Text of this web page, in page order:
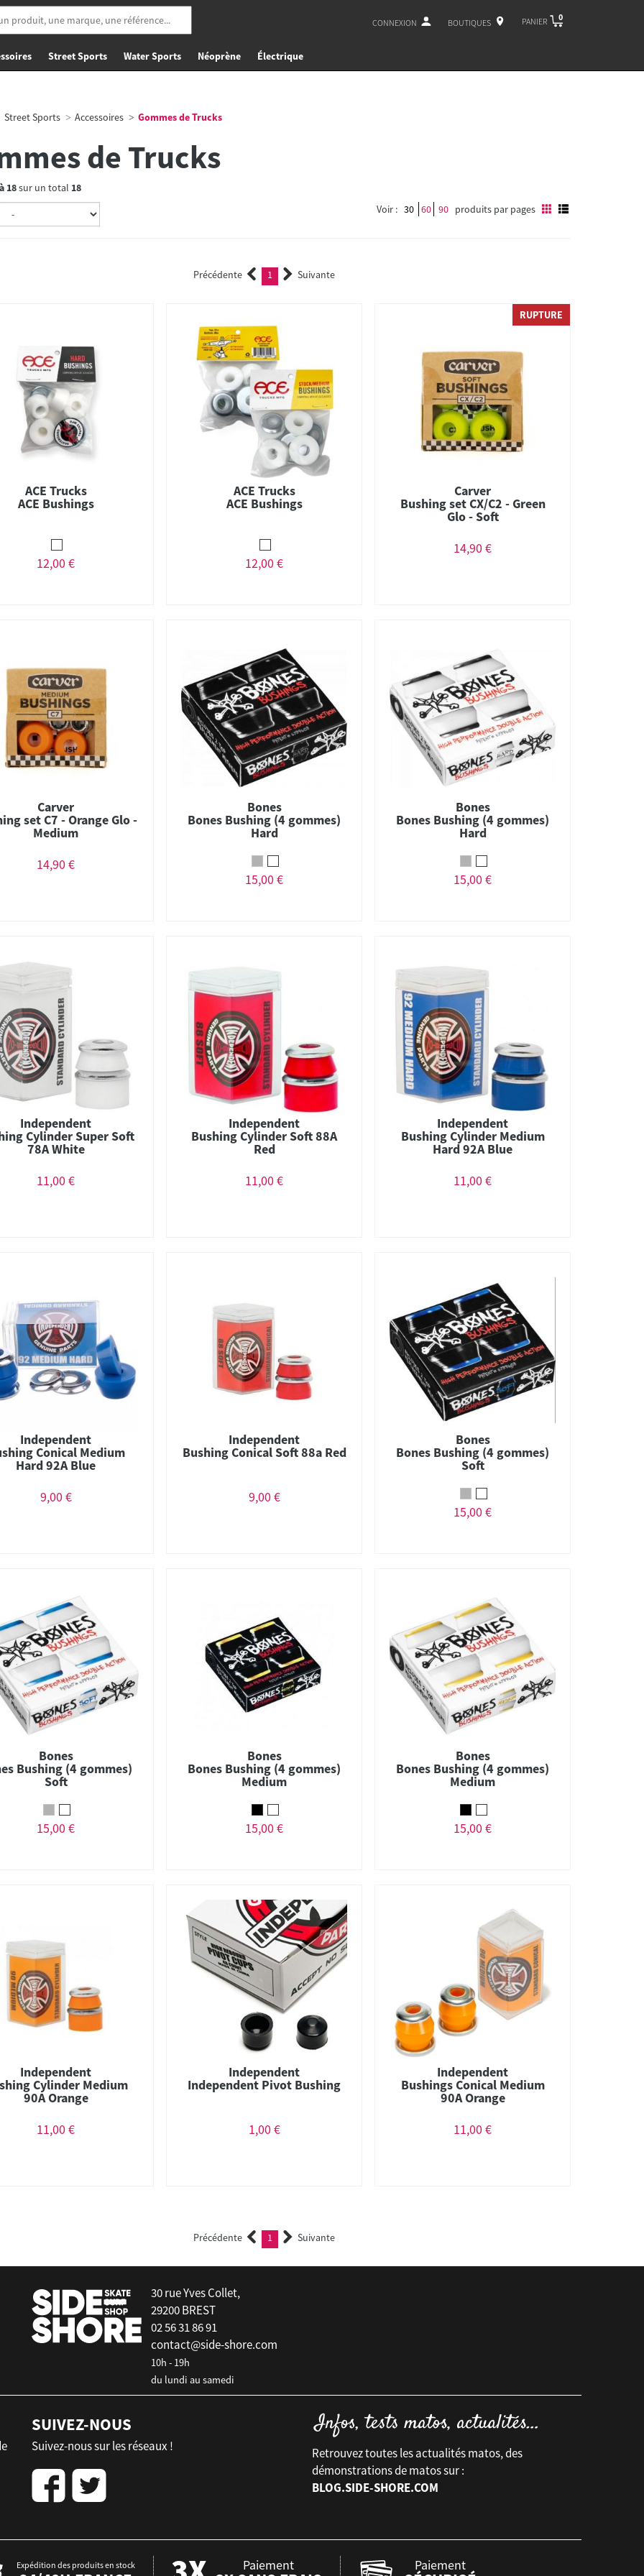
CONNEXION BOUTIQUES PANIER 0
Street Sports Water Sports Néoprène Électrique
Street Sports Accessoires Gommes de Trucks
de Trucks
18sur un total 18
Voir : 30 60 90 produits par pages
Précédente 1 (current)Suivante
ACE Trucks
ACE Bushings
12,00 €
ACE Trucks
ACE Bushings
12,00 €
RUPTURE
Carver
Bushing set CX/C2 - Green
Glo - Soft
14,90 €
Carver
set C7 - Orange Glo -
Medium
14,90 €
Bones
Bones Bushing (4 gommes)
Hard
15,00 €
Bones
Bones Bushing (4 gommes)
Hard
15,00 €
Independent
Cylinder Super Soft
78A White
11,00 €
Independent
Bushing Cylinder Soft 88A
Red
11,00 €
Independent
Bushing Cylinder Medium
Hard 92A Blue
11,00 €
Independent
Conical Medium
Hard 92A Blue
9,00 €
Independent
Bushing Conical Soft 88a Red
9,00 €
Bones
Bones Bushing (4 gommes)
Soft
15,00 €
Bones
Bushing (4 gommes)
Soft
15,00 €
Bones
Bones Bushing (4 gommes)
Medium
15,00 €
Bones
Bones Bushing (4 gommes)
Medium
15,00 €
Independent
Cylinder Medium
90A Orange
11,00 €
Independent
Independent Pivot Bushing
1,00 €
Independent
Bushings Conical Medium
90A Orange
11,00 €
Précédente 1 (current)Suivante
30 rue Yves Collet,
29200 BREST
02 56 31 86 91
contact@side-shore.com
10h - 19h
du lundi au samedi
SUIVEZ-NOUS
Suivez-nous sur les réseaux !
Retrouvez toutes les actualités matos, des
démonstrations de matos sur :
BLOG.SIDE-SHORE.COM
Expédition des produits en stock Paiement Paiement